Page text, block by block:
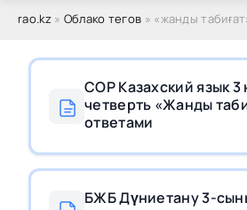
rao.kz» Облако тегов » «жанды
СОР Казахский язык 3
четверть «Жанды
ответами
БЖБ Дүниетану 3-